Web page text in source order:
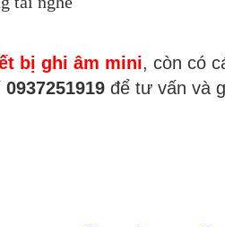
bị ghi âm mini, còn có
0937251919 để tư vấn và